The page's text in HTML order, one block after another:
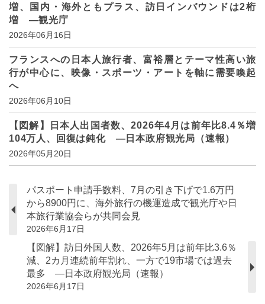
増、国内・海外ともプラス、訪日インバウンドは2桁
増 ―観光庁
2026年06月16日
フランスへの日本人旅行者、富裕層とテーマ性高い旅
行が中心に、映像・スポーツ・アートを軸に需要喚起
へ
2026年06月10日
【図解】日本人出国者数、2026年4月は前年比8.4％増
104万人、回復は鈍化 ―日本政府観光局（速報）
2026年05月20日
パスポート申請手数料、7月の引き下げで1.6万円
から8900円に、海外旅行の機運造成で観光庁や日
本旅行業協会らが共同会見
2026年6月17日
【図解】訪日外国人数、2026年5月は前年比3.6％
減、2カ月連続前年割れ、一方で19市場では過去
最多 ―日本政府観光局（速報）
2026年6月17日